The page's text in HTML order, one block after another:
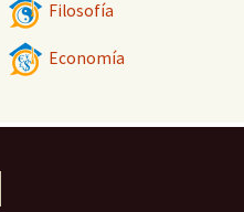
Filosofía
Economía